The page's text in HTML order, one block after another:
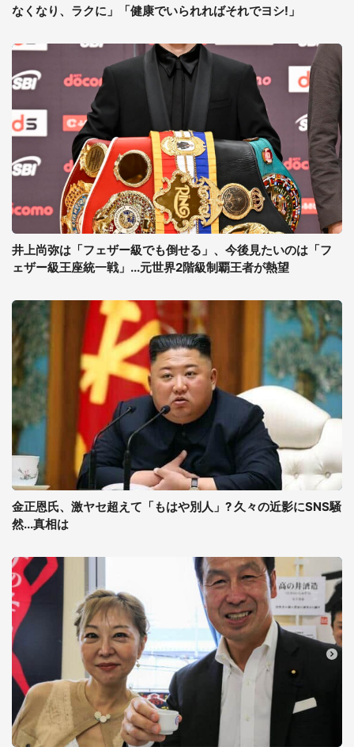
なくなり、ラクに」「健康でいられればそれでヨシ!」
井上尚弥は「フェザー級でも倒せる」、今後見たいのは「フ
ェザー級王座統一戦」...元世界2階級制覇王者が熱望
金正恩氏、激ヤセ超えて「もはや別人」? 久々の近影にSNS騒
然...真相は